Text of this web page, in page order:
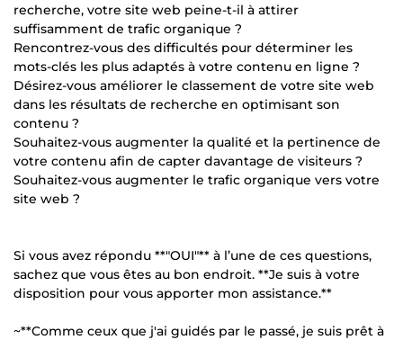
recherche, votre site web peine-t-il à attirer
suffisamment de trafic organique ?
Rencontrez-vous des difficultés pour déterminer les
mots-clés les plus adaptés à votre contenu en ligne ?
Désirez-vous améliorer le classement de votre site web
dans les résultats de recherche en optimisant son
contenu ?
Souhaitez-vous augmenter la qualité et la pertinence de
votre contenu afin de capter davantage de visiteurs ?
Souhaitez-vous augmenter le trafic organique vers votre
site web ?
Si vous avez répondu **"OUI"** à l’une de ces questions,
sachez que vous êtes au bon endroit. **Je suis à votre
disposition pour vous apporter mon assistance.**
~**Comme ceux que j'ai guidés par le passé, je suis prêt à